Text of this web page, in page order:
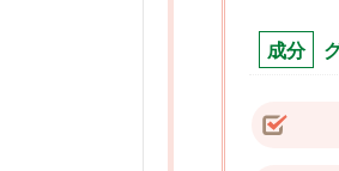
成分